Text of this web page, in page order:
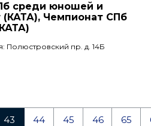
среди юношей и
Чемпионат СПб
Полюстровский пр. д. 14Б
43 44 45 46 65